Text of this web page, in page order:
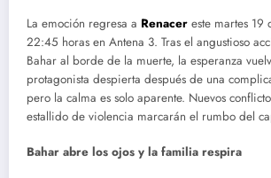
La emoción regresa a Renacer este martes 19
22:45 horas en Antena 3. Tras el angustioso
Bahar al borde de la muerte, la esperanza
protagonista despierta después de una
pero la calma es solo aparente. Nuevos
estallido de violencia marcarán el rumbo del
Bahar abre los ojos y la familia respira